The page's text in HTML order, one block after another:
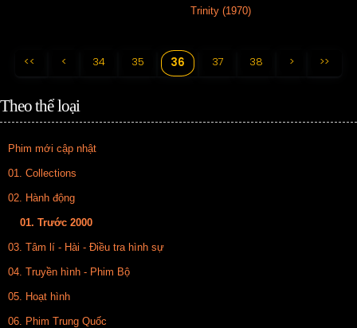
Trinity (1970)
<< < 34 35 36 37 38 > >>
Theo thể loại
Phim mới cập nhật
01. Collections
02. Hành động
01. Trước 2000
03. Tâm lí - Hài - Điều tra hình sự
04. Truyền hình - Phim Bộ
05. Hoạt hình
06. Phim Trung Quốc